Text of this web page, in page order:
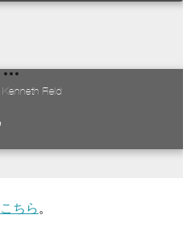
こちら 。